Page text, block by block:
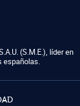
(S.M.E.), líder en
españolas.